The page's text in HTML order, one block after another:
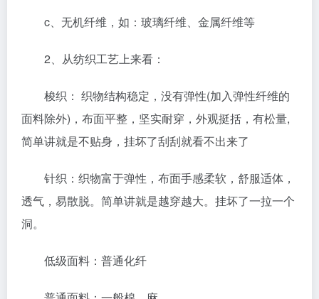
c、无机纤维，如：玻璃纤维、金属纤维等
2、从纺织工艺上来看：
梭织： 织物结构稳定，没有弹性(加入弹性纤维的
面料除外)，布面平整，坚实耐穿，外观挺括，有松量,
简单讲就是不贴身，挂坏了刮刮就看不出来了
针织：织物富于弹性，布面手感柔软，舒服适体，
透气，易散脱。简单讲就是越穿越大。挂坏了一拉一个
洞。
低级面料：普通化纤